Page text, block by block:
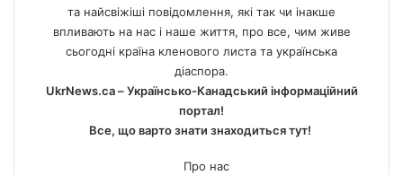
та найсвіжіші повідомлення, які так чи інакше
впливають на нас і наше життя, про все, чим живе
сьогодні країна кленового листа та українська
діаспора.
UkrNews.ca – Українсько-Канадський інформаційний
портал!
Все, що варто знати знаходиться тут!
Про нас